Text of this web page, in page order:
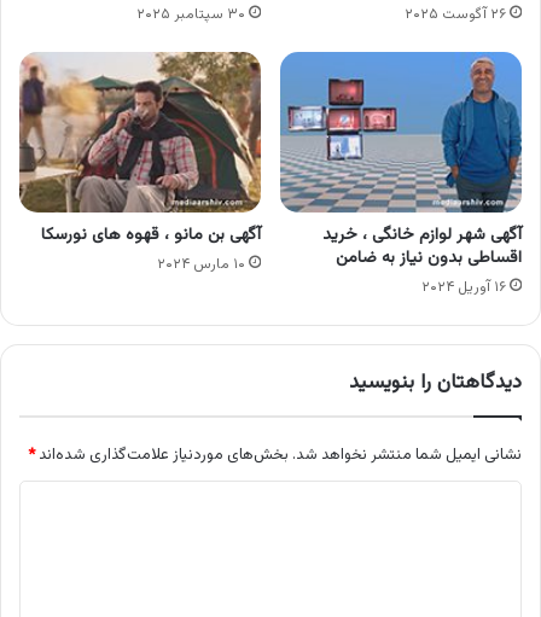
۲۶ آگوست ۲۰۲۵ ۳۰ سپتامبر ۲۰۲۵
آگهی شهر لوازم خانگی ، خرید
اقساطی بدون نیاز به ضامن
۱۶ آوریل ۲۰۲۴
آگهی بن مانو ، قهوه های نورسکا
۱۰ مارس ۲۰۲۴
دیدگاهتان را بنویسید
نشانی ایمیل شما منتشر نخواهد شد. بخش‌های موردنیاز علامت‌گذاری شده‌اند*